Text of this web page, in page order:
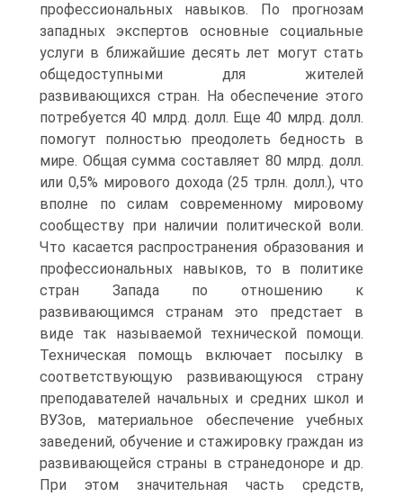
профессиональных навыков. По прогнозам
западных экспертов основные социальные
услуги в ближайшие десять лет могут стать
общедоступными для жителей
развивающихся стран. На обеспечение этого
потребуется 40 млрд. долл. Еще 40 млрд. долл.
помогут полностью преодолеть бедность в
мире. Общая сумма составляет 80 млрд. долл.
или 0,5% мирового дохода (25 трлн. долл.), что
вполне по силам современному мировому
сообществу при наличии политической воли.
Что касается распространения образования и
профессиональных навыков, то в политике
стран Запада по отношению к
развивающимся странам это предстает в
виде так называемой технической помощи.
Техническая помощь включает посылку в
соответствующую развивающуюся страну
преподавателей начальных и средних школ и
ВУЗов, материальное обеспечение учебных
заведений, обучение и стажировку граждан из
развивающейся страны в странедоноре и др.
При этом значительная часть средств,